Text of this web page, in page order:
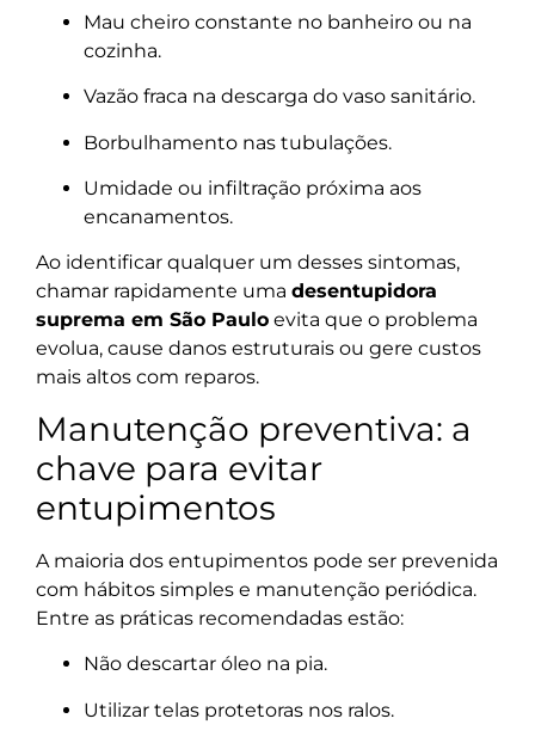
Mau cheiro constante no banheiro ou na
cozinha.
Vazão fraca na descarga do vaso sanitário.
Borbulhamento nas tubulações.
Umidade ou infiltração próxima aos
encanamentos.
Ao identificar qualquer um desses sintomas,
chamar rapidamente uma desentupidora
suprema em São Paulo evita que o problema
evolua, cause danos estruturais ou gere custos
mais altos com reparos.
Manutenção preventiva: a
chave para evitar
entupimentos
A maioria dos entupimentos pode ser prevenida
com hábitos simples e manutenção periódica.
Entre as práticas recomendadas estão:
Não descartar óleo na pia.
Utilizar telas protetoras nos ralos.